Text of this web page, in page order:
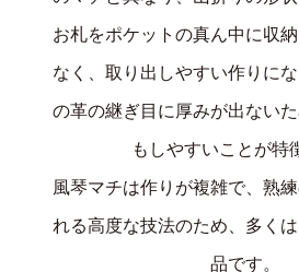
お札をポケットの真ん中に収
なく、取り出しやすい作りに
の革の継ぎ目に厚みが出ない
もしやすいことが特
風琴マチは作りが複雑で、熟
れる高度な技法のため、多く
品です。